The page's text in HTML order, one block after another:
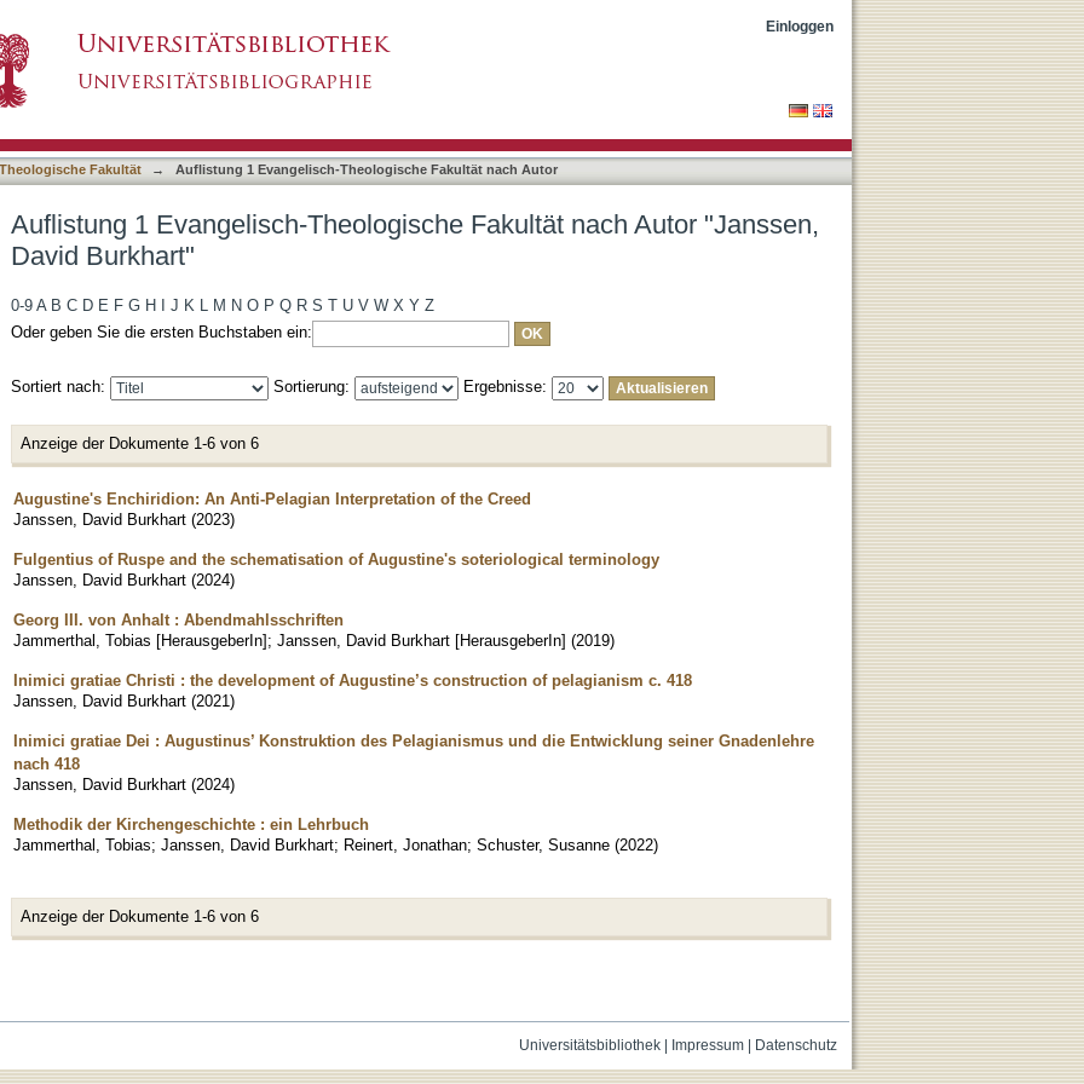
Einloggen
Fakultät → Auflistung 1 Evangelisch-Theologische Fakultät nach Autor
Auflistung 1 Evangelisch-Theologische Fakultät nach Autor "Janssen,
David Burkhart"
0-9 A B C D E F G H J K L M N O P Q R S T U V W X Y Z
Oder geben Sie die ersten Buchstaben ein:
Sortiert nach: Sortierung: Ergebnisse:
Anzeige der Dokumente 1-6 von 6
Augustine's Enchiridion: An Anti-Pelagian Interpretation of the Creed
Janssen, David Burkhart (2023)
Fulgentius of Ruspe and the schematisation of Augustine's soteriological terminology
Janssen, David Burkhart (2024)
Georg III. von Anhalt : Abendmahlsschriften
Jammerthal, Tobias [HerausgeberIn]; Janssen, David Burkhart [HerausgeberIn] (2019)
Inimici gratiae Christi : the development of Augustine’s construction of pelagianism c. 418
Janssen, David Burkhart (2021)
Inimici gratiae Dei : Augustinus’ Konstruktion des Pelagianismus und die Entwicklung seiner Gnadenlehre
nach 418
Janssen, David Burkhart (2024)
Methodik der Kirchengeschichte : ein Lehrbuch
Jammerthal, Tobias; Janssen, David Burkhart; Reinert, Jonathan; Schuster, Susanne (2022)
Anzeige der Dokumente 1-6 von 6
Universitätsbibliothek| Impressum| Datenschutz